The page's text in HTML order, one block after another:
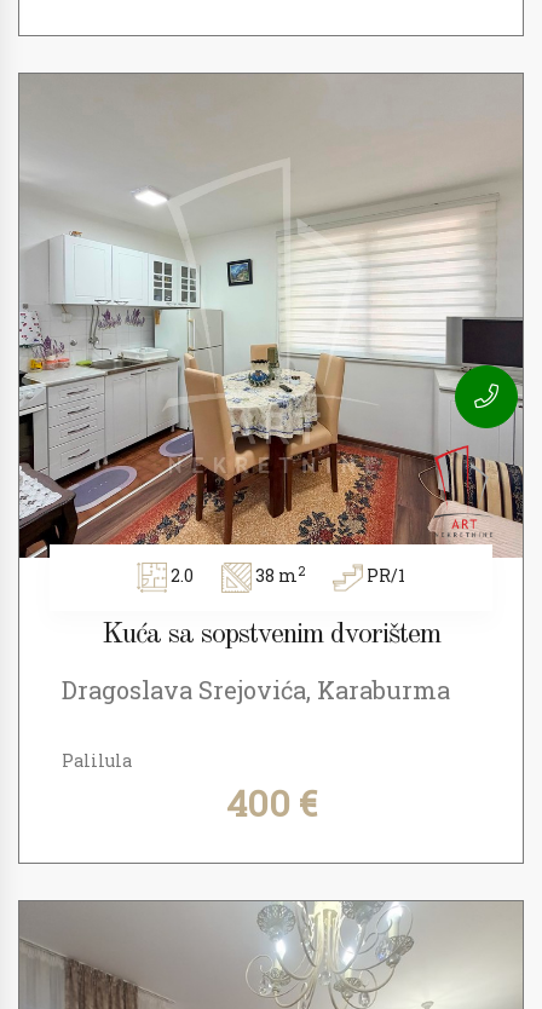
2.0 38 m2 PR/1
Kuća sa sopstvenim dvorištem
Dragoslava Srejovića, Karaburma
Palilula
400 €